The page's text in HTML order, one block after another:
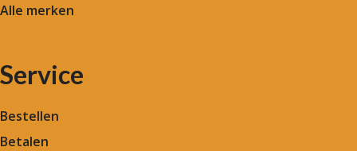
Alle merken
Service
Bestellen
Betalen